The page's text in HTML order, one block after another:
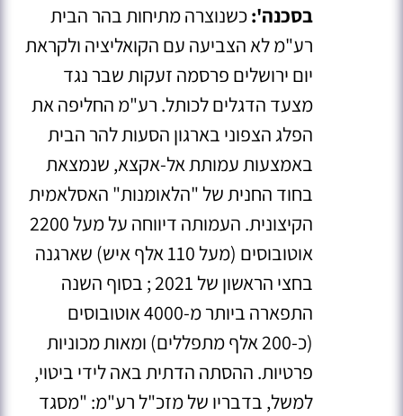
בסכנה':כשנוצרה מתיחות בהר הבית
רע"מ לא הצביעה עם הקואליציה ולקראת
יום ירושלים פרסמה זעקות שבר נגד
מצעד הדגלים לכותל. רע"מ החליפה את
הפלג הצפוני בארגון הסעות להר הבית
באמצעות עמותת אל-אקצא, שנמצאת
בחוד החנית של "הלאומנות" האסלאמית
הקיצונית. העמותה דיווחה על מעל 2200
אוטובוסים (מעל 110 אלף איש) שארגנה
בחצי הראשון של 2021
; בסוף השנה
התפארה ביותר מ-4000 אוטובוסים
(כ-200 אלף מתפללים) ומאות מכוניות
פרטיות. ההסתה הדתית באה לידי ביטוי,
למשל, בדבריו של מזכ"ל רע"מ: "מסגד